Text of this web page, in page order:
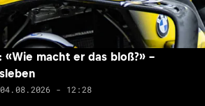
«Wie macht er das bloß?» –
04.08.2026 - 12:28